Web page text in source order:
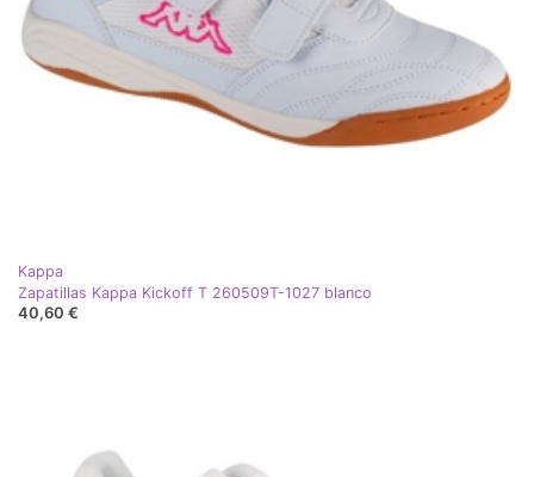
Kappa
Zapatillas Kappa Kickoff T 260509T-1027 blanco
40,60 €